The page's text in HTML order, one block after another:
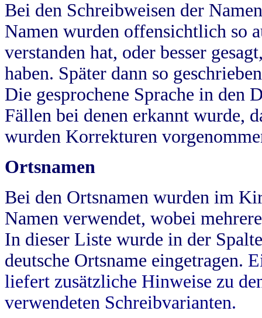
Bei den Schreibweisen der
Namen wurden offensichtlich so
verstanden hat, oder besser
haben. Später dann so
Die gesprochene Sprache in
Fällen bei denen erkannt wurde,
wurden Korrekturen
Ortsnamen
Bei den Ortsnamen wurden im
Namen verwendet, wobei
In dieser Liste wurde in der
deutsche Ortsname eingetragen.
liefert zusätzliche Hinweise zu
verwendeten Schreibvarianten.